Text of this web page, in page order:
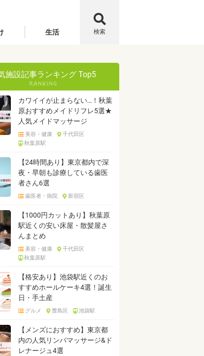
生活 検索
施設記事ランキング Top5
カワイイが止まらない…！秋葉
原おすすめメイドリフレ5選★
人気メイドマッサージ
美容・健康
千代田区
秋葉原駅
【24時間あり】東京都内で深
夜・早朝も診療している歯医
者さん6選
歯医者・病院 新宿区
【1000円カットあり】秋葉原
駅近くの安い床屋・散髪屋さ
んまとめ
美容・健康
千代田区
秋葉原駅
【格安あり】池袋駅近くのお
すすめホールケーキ4選！誕生
日・手土産
グルメ 豊島区 池袋駅
【メンズにおすすめ】東京都
内の人気リンパマッサージ&ド
レナージュ4選